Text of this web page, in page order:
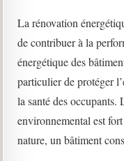
La rénovation
de contribuer à la
énergétique des
particulier de protéger
la santé des occupants.
environnemental est
nature, un bâtiment